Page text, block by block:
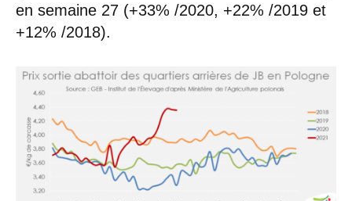
en semaine 27 (+33% /2020, +22% /2019 et
+12% /2018).